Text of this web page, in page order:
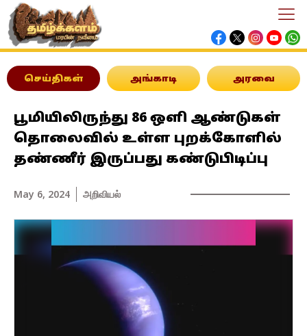
செய்திகள் அங்காடி அரவை
பூமியிலிருந்து 86 ஒளி ஆண்டுகள்
தொலைவில் உள்ள புறக்கோளில்
தண்ணீர் இருப்பது கண்டுபிடிப்பு
May 6, 2024 அறிவியல்